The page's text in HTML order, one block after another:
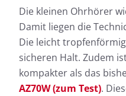
Die kleinen Ohrhörer
Damit liegen die
Die leicht
sicheren Halt. Zudem
kompakter als das
AZ70W (zum Test).